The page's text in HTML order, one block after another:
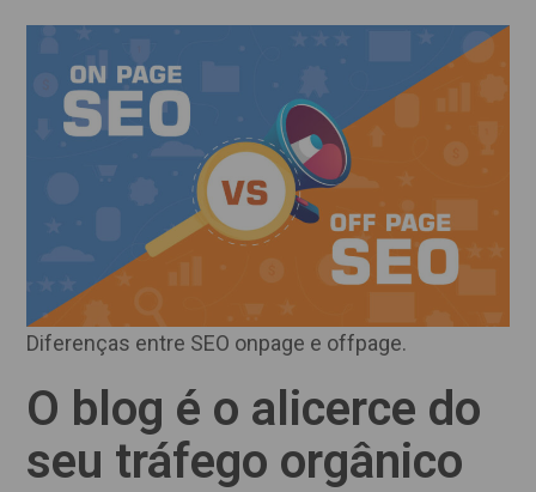
Diferenças entre SEO onpage e offpage.
O blog é o alicerce do
seu tráfego orgânico